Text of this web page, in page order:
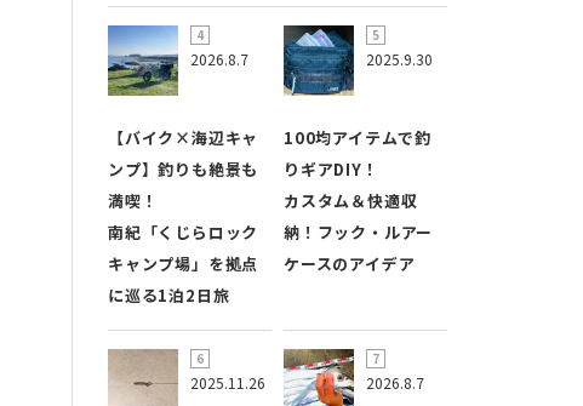
2026.8.7
【バイク×海辺キャ
ンプ】釣りも絶景も
満喫！
南紀「くじらロック
キャンプ場」を拠点
に巡る1泊2日旅
2025.9.30
100均アイテムで釣
りギアDIY！
カスタム＆快適収
納！フック・ルアー
ケースのアイデア
2025.11.26 2026.8.7